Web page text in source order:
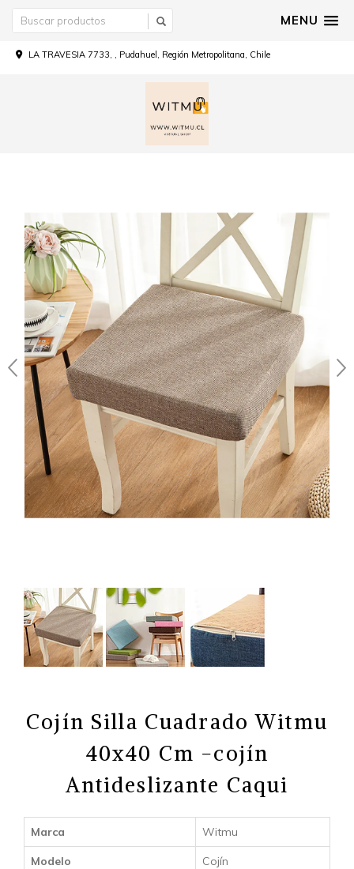
MENU
LA TRAVESIA 7733, , Pudahuel, Región Metropolitana, Chile
Cojín Silla Cuadrado Witmu
40x40 Cm -cojín
Antideslizante Caqui
Marca Witmu
Modelo Cojín